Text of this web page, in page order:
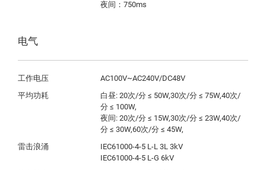
电气
工作电压
AC100V~AC240V/DC48V
平均功耗
白昼: 20次/分 ≤ 50W,30次/分 ≤ 75W,40次/
分 ≤ 100W,
夜间: 20次/分 ≤ 15W,30次/分 ≤ 23W,40次/
雷击浪涌
IEC61000-4-5 L-L 3L 3kV
IEC61000-4-5 L-G 6kV